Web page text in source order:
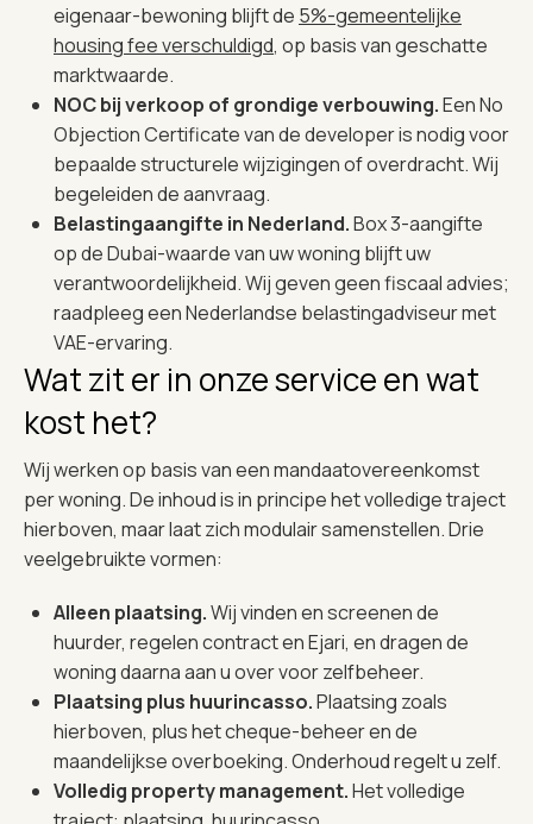
eigenaar-bewoning blijft de 5%-gemeentelijke
housing fee verschuldigd, op basis van geschatte
marktwaarde.
NOC bij verkoop of grondige verbouwing.Een No
Objection Certificate van de developer is nodig voor
bepaalde structurele wijzigingen of overdracht. Wij
begeleiden de aanvraag.
Belastingaangifte in Nederland.Box 3-aangifte
op de Dubai-waarde van uw woning blijft uw
verantwoordelijkheid. Wij geven geen fiscaal advies;
raadpleeg een Nederlandse belastingadviseur met
VAE-ervaring.
Wat zit er in onze service en wat
kost het?
Wij werken op basis van een mandaatovereenkomst
per woning. De inhoud is in principe het volledige traject
hierboven, maar laat zich modulair samenstellen. Drie
veelgebruikte vormen:
Alleen plaatsing.Wij vinden en screenen de
huurder, regelen contract en Ejari, en dragen de
woning daarna aan u over voor zelfbeheer.
Plaatsing plus huurincasso.Plaatsing zoals
hierboven, plus het cheque-beheer en de
maandelijkse overboeking. Onderhoud regelt u zelf.
Volledig property management.Het volledige